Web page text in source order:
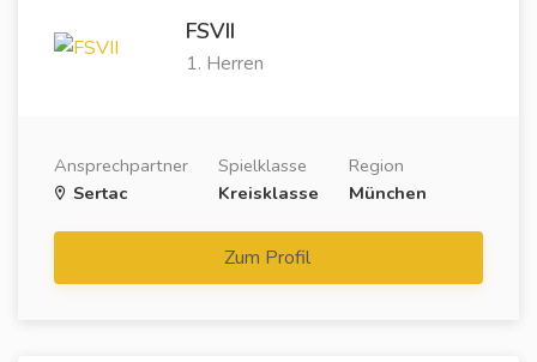
FSVII
1. Herren
Ansprechpartner
Sertac
Spielklasse
Kreisklasse
Region
München
Zum Profil